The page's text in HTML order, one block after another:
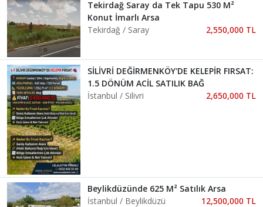
Tekirdağ Saray da Tek Tapu 530 M²
Konut İmarlı Arsa
Tekirdağ / Saray
2,550,000 TL
SİLİVRİ DEĞİRMENKÖY'DE KELEPİR FIRSAT:
1.5 DÖNÜM ACİL SATILIK BAĞ
İstanbul / Silivri
2,650,000 TL
Beylikdüzünde 625 M² Satılık Arsa
İstanbul / Beylikdüzü
12,500,000 TL